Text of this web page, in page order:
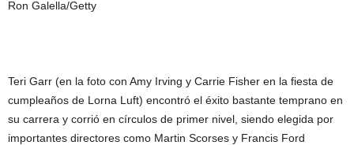
Ron Galella/Getty
Teri Garr (en la foto con Amy Irving y Carrie Fisher en la fiesta de
cumpleaños de Lorna Luft) encontró el éxito bastante temprano en
su carrera y corrió en círculos de primer nivel, siendo elegida por
importantes directores como Martin Scorses y Francis Ford